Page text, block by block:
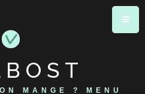
MANGE ? MENU